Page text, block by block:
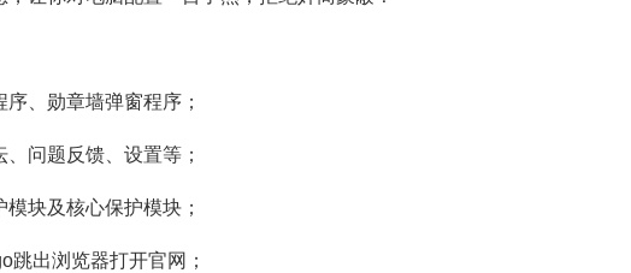
、勋章墙弹窗程序；
问题反馈、设置等；
块及核心保护模块；
跳出浏览器打开官网；